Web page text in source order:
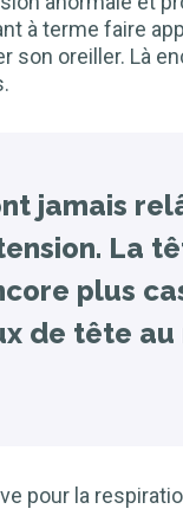
à terme faire
son oreiller. Là
jamais
La
plus
de tête
pour la